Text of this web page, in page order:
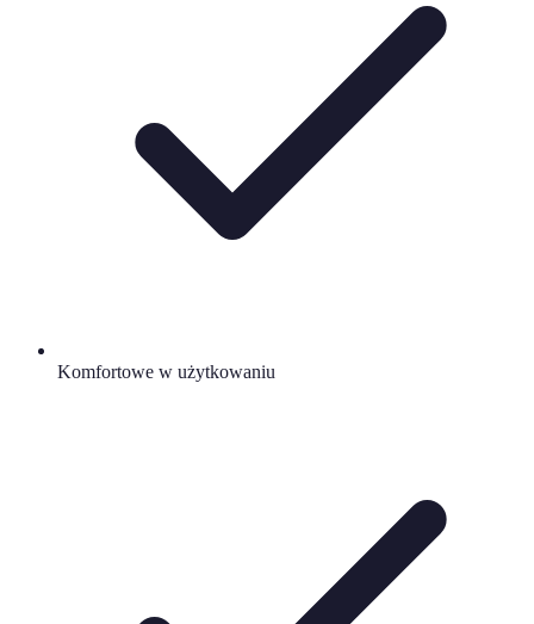
Komfortowe w użytkowaniu